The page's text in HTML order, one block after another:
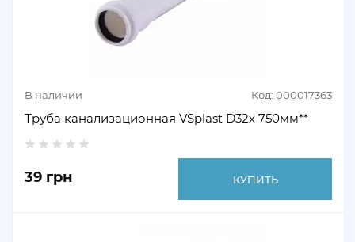
В наличии Код: 000017363
Труба канализационная VSplast D32х 750мм**
39 грн КУПИТЬ